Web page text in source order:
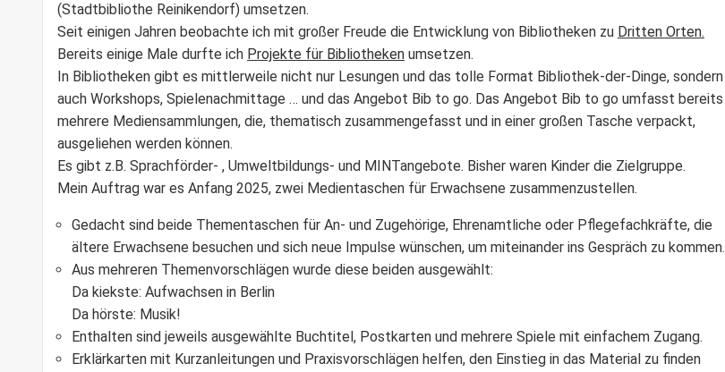
(Stadtbibliothe Reinikendorf) umsetzen.
Seit einigen Jahren beobachte ich mit großer Freude die Entwicklung von Bibliotheken zu Dritten Orten.
Bereits einige Male durfte ich Projekte für Bibliotheken umsetzen.
In Bibliotheken gibt es mittlerweile nicht nur Lesungen und das tolle Format Bibliothek-der-Dinge, sondern
auch Workshops, Spielenachmittage … und das Angebot Bib to go. Das Angebot Bib to go umfasst bereits
mehrere Mediensammlungen, die, thematisch zusammengefasst und in einer großen Tasche verpackt,
ausgeliehen werden können.
Es gibt z.B. Sprachförder- , Umweltbildungs- und MINTangebote. Bisher waren Kinder die Zielgruppe.
Mein Auftrag war es Anfang 2025, zwei Medientaschen für Erwachsene zusammenzustellen.
Gedacht sind beide Thementaschen für An- und Zugehörige, Ehrenamtliche oder Pflegefachkräfte, die
ältere Erwachsene besuchen und sich neue Impulse wünschen, um miteinander ins Gespräch zu kommen.
Aus mehreren Themenvorschlägen wurde diese beiden ausgewählt:
Da kiekste: Aufwachsen in Berlin
Da hörste: Musik!
Enthalten sind jeweils ausgewählte Buchtitel, Postkarten und mehrere Spiele mit einfachem Zugang.
Erklärkarten mit Kurzanleitungen und Praxisvorschlägen helfen, den Einstieg in das Material zu finden